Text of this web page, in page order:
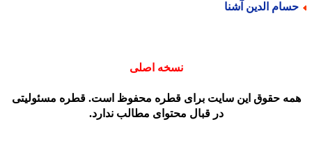
الدین آشنا
نسخه اصلی
حقوق این سایت برای قطره محفوظ است. قطره مسئولیتی
در قبال محتوای مطالب ندارد.